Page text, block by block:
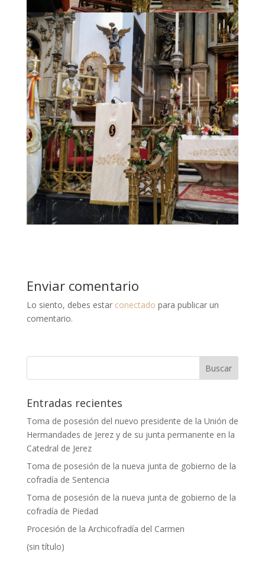
Enviar comentario
Lo siento, debes estar conectado para publicar un
comentario.
Entradas recientes
Toma de posesión del nuevo presidente de la Unión de
Hermandades de Jerez y de su junta permanente en la
Catedral de Jerez
Toma de posesión de la nueva junta de gobierno de la
cofradía de Sentencia
Toma de posesión de la nueva junta de gobierno de la
cofradía de Piedad
Procesión de la Archicofradía del Carmen
(sin título)